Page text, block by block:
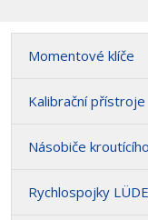
Momentové klíče
Kalibrační přístroje
Násobiče
Rychlospojky